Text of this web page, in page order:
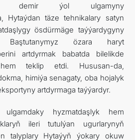
demir ýol ulgamyny
Hytaýdan täze tehnikalary satyn
ösdürmäge taýýardygyny
Baştutanymyz özara haryt
artdyrmak babatda bilelikde
teklip etdi. Hususan-da,
himiýa senagaty, oba hojalyk
artdyrmaga taýýardyr.
ulgamdaky hyzmatdaşlyk hem
ileri tutulýan ugurlarynyň
talyplary Hytaýyň ýokary okuw